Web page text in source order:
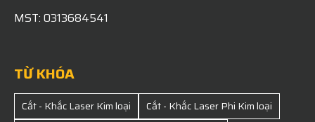
MST: 0313684541
TỪ KHÓA
Cắt - Khắc Laser Kim loại
Cắt - Khắc Laser Phi Kim loại